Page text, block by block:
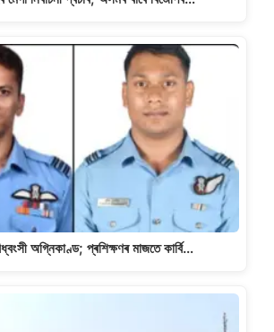
অগ্নিকাণ্ড; প্ৰশিক্ষণৰ মাজতে কাৰ্বি…